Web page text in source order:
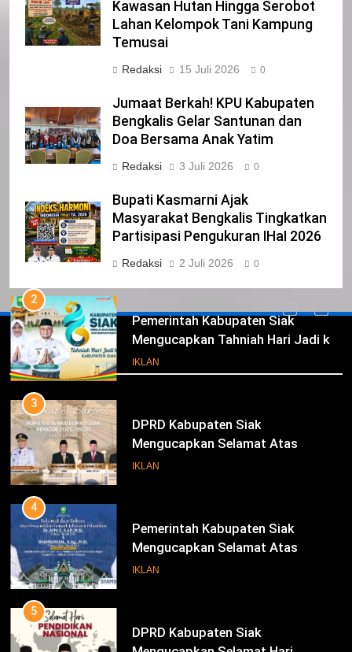
Kawasan Hutan Hingga Serobot
Lahan Kelompok Tani Kampung
Temusai
Redaksi 15 Juli 2026 0
Jumaat Berkah! KPU Kabupaten
Bengkalis Gelar Santunan dan
Doa Bersama Anak Yatim
Redaksi 3 Juli 2026 0
Bupati Kasmarni Ajak
Masyarakat Bengkalis Tingkatkan
Partisipasi Pengukuran IHaI 2026
Redaksi 2 Juli 2026 0
Iklan
NORMAN SILITONGA CALEG DPRD
PROVINSI DKI JAKARTA
IKLAN
NURGARAHA HARPAL NOVTEN, SH
CALON ANGGOTA DPRD PROVINSI
Pimpinan Beserta Anggota DPRD
Kabupaten Siak Mengucapkan
IKLAN
2
Pemerintah Kabupaten Siak
Mengucapkan Tahniah Hari Jadi ke-
26 Kabupaten Siak
IKLAN
3
DPRD Kabupaten Siak
Mengucapkan Selamat Atas
Pengambilan Sumpah Jabatan
IKLAN
4
Pemerintah Kabupaten Siak
Mengucapkan Selamat Atas
Pengambilan Sumpah Jabatan
IKLAN
5
DPRD Kabupaten Siak